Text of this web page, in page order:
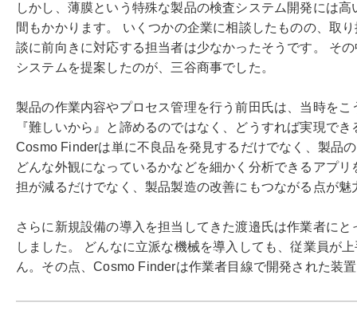
しかし、薄膜という特殊な製品の検査システム開発には
間もかかります。 いくつかの企業に相談したものの、取
談に前向きに対応する担当者は少なかったそうです。 そ
システムを提案したのが、三谷商事でした。
製品の作業内容やプロセス管理を行う前田氏は、当時を
『難しいから』と諦めるのではなく、どうすれば実現で
Cosmo Finderは単に不良品を発見するだけでなく、製品
どんな外観になっているかなどを細かく分析できるアプ
担が減るだけでなく、製品製造の改善にもつながる点が
さらに新規設備の導入を担当してきた渡邉氏は作業者に
しました。 どんなに立派な機械を導入しても、従業員が
ん。その点、Cosmo Finderは作業者目線で開発された装